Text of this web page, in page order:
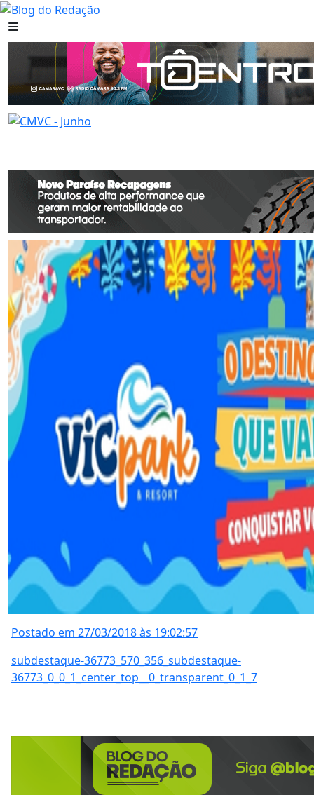
Postado em 27/03/2018 às 19:02:57
subdestaque-36773_570_356_subdestaque-
36773_0_0_1_center_top__0_transparent_0_1_7